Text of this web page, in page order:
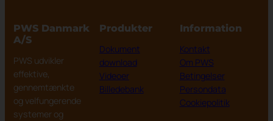
PWS Danmark
A/S
PWS udvikler
effektive,
gennemtænkte
og velfungerende
systemer og
Produkter
Dokument
download
Videoer
Billedebank
Information
Kontakt
Om PWS
Betingelser
Persondata
Cookiepolitik